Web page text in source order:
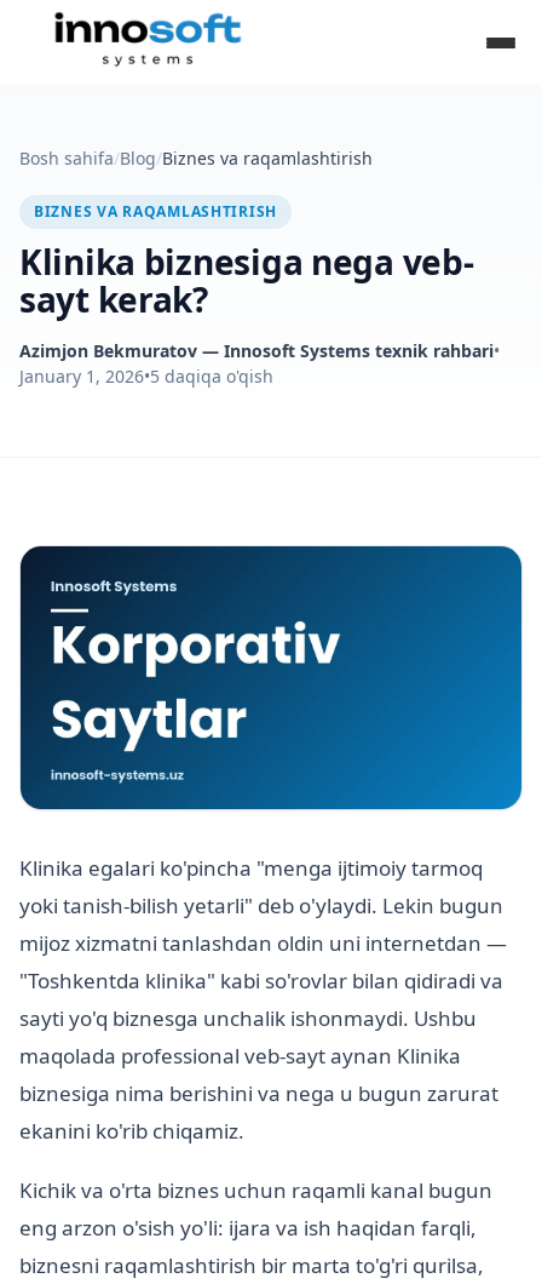
Bosh sahifa/Blog/Biznes va raqamlashtirish
BIZNES VA RAQAMLASHTIRISH
Klinika biznesiga nega veb-
sayt kerak?
Azimjon Bekmuratov — Innosoft Systems texnik rahbari•
January 1, 2026•5 daqiqa o'qish
Klinika egalari ko'pincha "menga ijtimoiy tarmoq
yoki tanish-bilish yetarli" deb o'ylaydi. Lekin bugun
mijoz xizmatni tanlashdan oldin uni internetdan —
"Toshkentda klinika" kabi so'rovlar bilan qidiradi va
sayti yo'q biznesga unchalik ishonmaydi. Ushbu
maqolada professional veb-sayt aynan Klinika
biznesiga nima berishini va nega u bugun zarurat
ekanini ko'rib chiqamiz.
Kichik va o'rta biznes uchun raqamli kanal bugun
eng arzon o'sish yo'li: ijara va ish haqidan farqli,
biznesni raqamlashtirish bir marta to'g'ri qurilsa,